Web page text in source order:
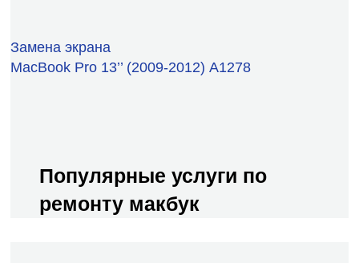
Замена экрана
MacBook Pro 13’’ (2009-2012) А1278
Популярные услуги по
ремонту макбук